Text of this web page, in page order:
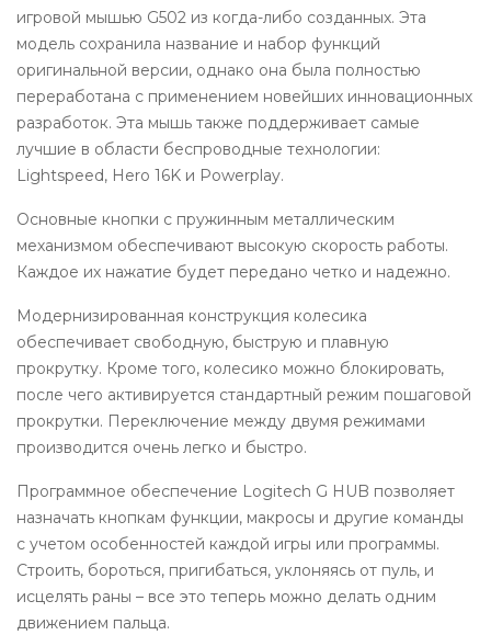
игровой мышью G502 из когда-либо созданных. Эта
модель сохранила название и набор функций
оригинальной версии, однако она была полностью
переработана с применением новейших инновационных
разработок. Эта мышь также поддерживает самые
лучшие в области беспроводные технологии:
Lightspeed, Hero 16K и Powerplay.
Основные кнопки с пружинным металлическим
механизмом обеспечивают высокую скорость работы.
Каждое их нажатие будет передано четко и надежно.
Модернизированная конструкция колесика
обеспечивает свободную, быструю и плавную
прокрутку. Кроме того, колесико можно блокировать,
после чего активируется стандартный режим пошаговой
прокрутки. Переключение между двумя режимами
производится очень легко и быстро.
Программное обеспечение Logitech G HUB позволяет
назначать кнопкам функции, макросы и другие команды
с учетом особенностей каждой игры или программы.
Строить, бороться, пригибаться, уклоняясь от пуль, и
исцелять раны – все это теперь можно делать одним
движением пальца.